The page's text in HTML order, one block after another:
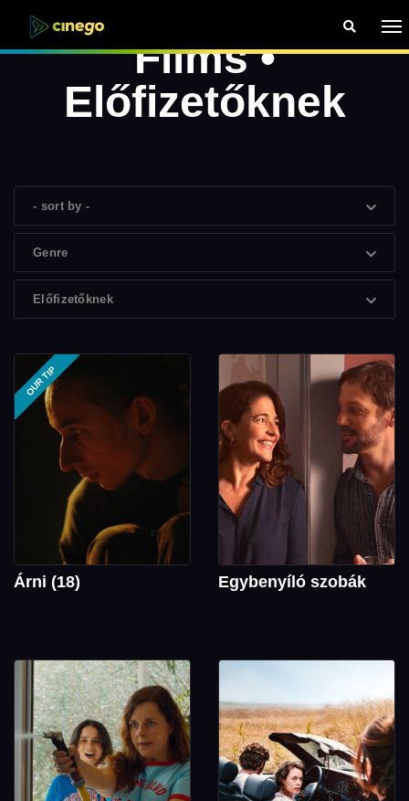
Films •
Előfizetőknek
- sort by -
Genre
Előfizetőknek
OUR TIP
Árni (18) Egybenyíló szobák